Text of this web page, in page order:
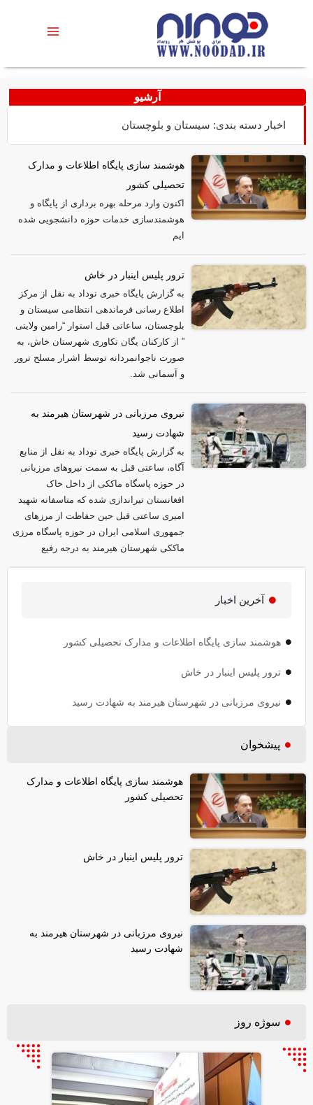
آرشیو
اخبار دسته بندی: سیستان و بلوچستان
هوشمند سازی پایگاه اطلاعات و مدارک
تحصیلی کشور
اکنون وارد مرحله بهره برداری از پایگاه و
هوشمندسازی خدمات حوزه دانشجویی شده
ایم
ترور پلیس اینبار در خاش
به گزارش پایگاه خبری نوداد به نقل از مرکز
اطلاع رسانی فرماندهی انتظامی سیستان و
بلوچستان، ساعاتی قبل استوار “رامین ولایتی
” از کارکنان یگان تکاوری شهرستان خاش، به
صورت ناجوانمردانه توسط اشرار مسلح ترور
و آسمانی شد.
نیروی مرزبانی در شهرستان هیرمند به
شهادت رسید
به گزارش پایگاه خبری نوداد به نقل از منابع
آگاه، ساعتی قبل به سمت نیروهای مرزبانی
در حوزه پاسگاه ماککی از داخل خاک
افغانستان تیراندازی شده که متاسفانه شهید
امیری ساعتی قبل حین حفاظت از مرزهای
جمهوری اسلامی ایران در حوزه پاسگاه مرزی
ماککی شهرستان هیرمند به درجه رفیع
آخرین اخبار
هوشمند سازی پایگاه اطلاعات و مدارک تحصیلی کشور
ترور پلیس اینبار در خاش
نیروی مرزبانی در شهرستان هیرمند به شهادت رسید
پیشخوان
هوشمند سازی پایگاه اطلاعات و مدارک
تحصیلی کشور
ترور پلیس اینبار در خاش
نیروی مرزبانی در شهرستان هیرمند به
شهادت رسید
سوژه روز